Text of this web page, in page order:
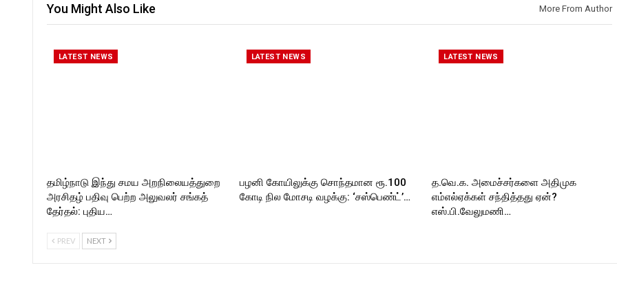
You Might Also Like More From Author
LATEST NEWS
தமிழ்நாடு இந்து சமய அறநிலையத்துறை
அரசிதழ் பதிவு பெற்ற அலுவலர் சங்கத்
தேர்தல்: புதிய…
LATEST NEWS
பழனி கோயிலுக்கு சொந்தமான ரூ.100
கோடி நில மோசடி வழக்கு: ‘சஸ்பெண்ட்’…
LATEST NEWS
த.வெ.க. அமைச்சர்களை அதிமுக
எம்எல்ஏக்கள் சந்தித்தது ஏன்?
எஸ்.பி.வேலுமணி…
PREV NEXT